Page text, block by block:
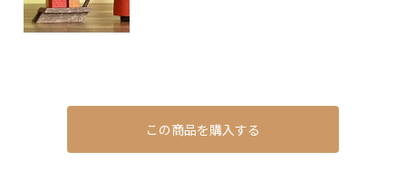
この商品を購入する